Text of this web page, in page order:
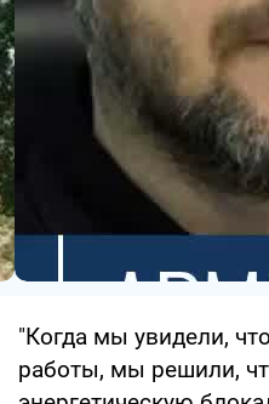
"Когда мы увидели,
работы, мы решили,